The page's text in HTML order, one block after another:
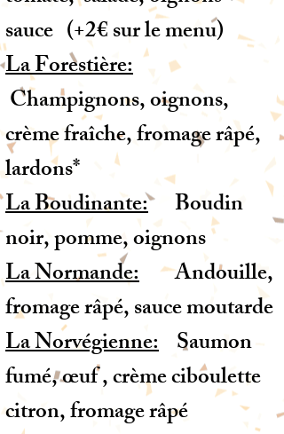
sauce (+2€ sur le menu)
La Forestière:
Champignons, oignons,
crème fraîche, fromage râpé,
lardons*
La Boudinante:Boudin
noir, pomme, oignons
La Normande: Andouille,
fromage râpé, sauce moutarde
La Norvégienne: Saumon
fumé, œuf , crème ciboulette
citron, fromage râpé